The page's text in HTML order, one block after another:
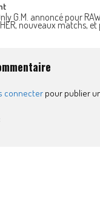
G.M. annoncé pour
nouveaux matchs, et
connecter pour publier